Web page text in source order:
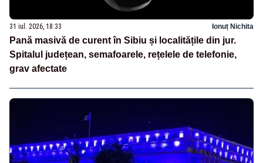
31 iul. 2026, 18:33 Ionuț Nichita
Pană masivă de curent în Sibiu și localitățile din jur.
Spitalul județean, semafoarele, rețelele de telefonie,
grav afectate